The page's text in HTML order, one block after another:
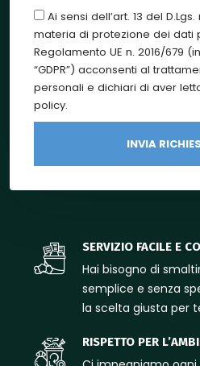
Ai sensi dell’art. 13 del
materia di protezione dei dati
Regolamento UE n. 2016/679
“GDPR”) acconsenti al
personali e dichiari di aver
policy.
INVIA
SERVIZIO FACILE E
Hai bisogno di
semplice e senza
la scelta giusta per
RISPETTO PER